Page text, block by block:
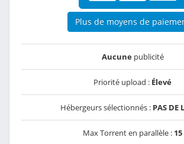
Plus de moyens de
Aucunepublicité
Priorité upload : Élevé
Hébergeurs sélectionnés : PAS DE
Max Torrent en parallèle : 15